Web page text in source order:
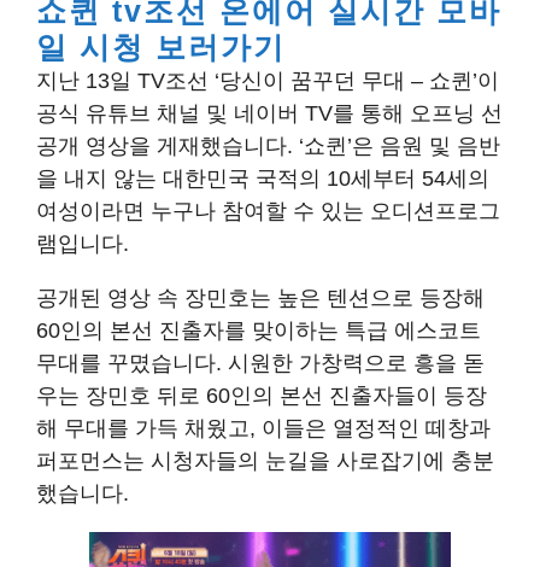
쇼퀸 tv조선 온에어 실시간 모바
일 시청 보러가기
지난 13일 TV조선 ‘당신이 꿈꾸던 무대 – 쇼퀸’이
공식 유튜브 채널 및 네이버 TV를 통해 오프닝 선
공개 영상을 게재했습니다. ‘쇼퀸’은 음원 및 음반
을 내지 않는 대한민국 국적의 10세부터 54세의
여성이라면 누구나 참여할 수 있는 오디션프로그
램입니다.
공개된 영상 속 장민호는 높은 텐션으로 등장해
60인의 본선 진출자를 맞이하는 특급 에스코트
무대를 꾸몄습니다. 시원한 가창력으로 흥을 돋
우는 장민호 뒤로 60인의 본선 진출자들이 등장
해 무대를 가득 채웠고, 이들은 열정적인 떼창과
퍼포먼스는 시청자들의 눈길을 사로잡기에 충분
했습니다.